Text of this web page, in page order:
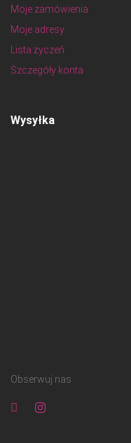
Moje zamówienia
Moje adresy
Lista życzeń
Szczegóły konta
Wysyłka
Obserwuj nas